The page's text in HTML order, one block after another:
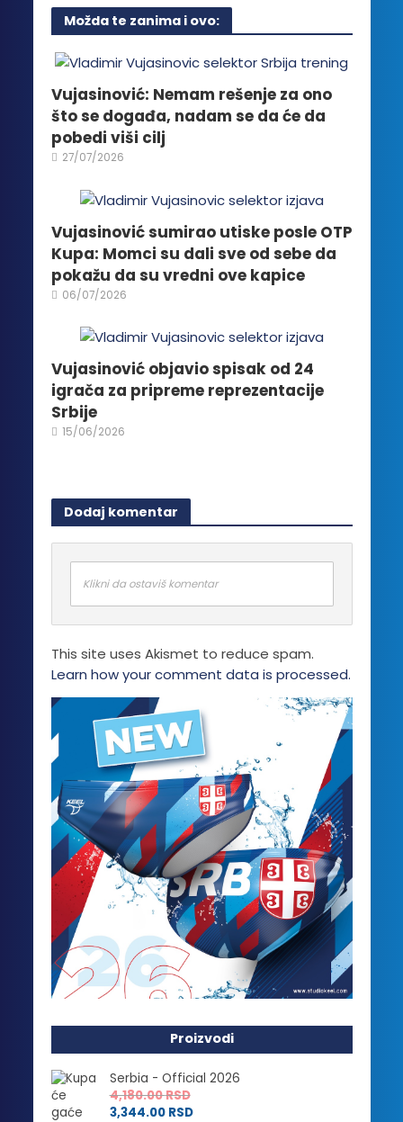
više
varijanti.
mogu
biti
izabrane
na
stranici
Možda te zanima i ovo:
Vujasinović: Nemam rešenje za ono
što se događa, nadam se da će da
pobedi viši cilj
27/07/2026
Vujasinović sumirao utiske posle OTP
Kupa: Momci su dali sve od sebe da
pokažu da su vredni ove kapice
06/07/2026
Vujasinović objavio spisak od 24
igrača za pripreme reprezentacije
Srbije
15/06/2026
Dodaj komentar
Klikni da ostaviš komentar
This site uses Akismet to reduce spam.
Learn how your comment data is processed.
Proizvodi
Serbia - Official 2026
4,180.00RSD
3,344.00 RSD